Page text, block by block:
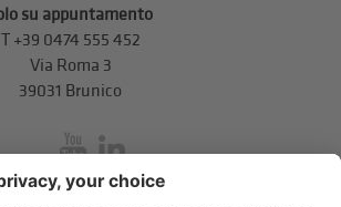
su appuntamento
T+39 0474 555 452
Via Roma 3
39031 Brunico
inService